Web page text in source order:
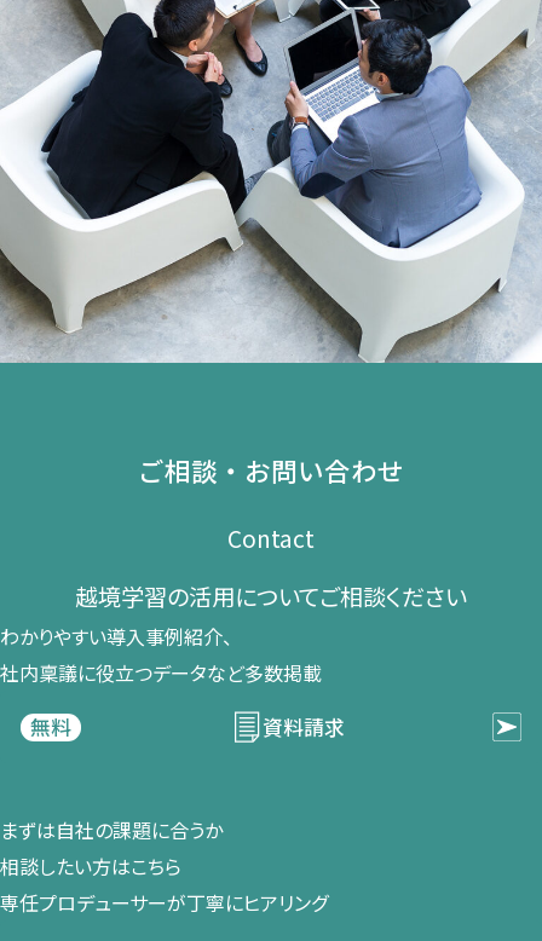
ご相談・お問い合わせ
Contact
越境学習の​活用に​ついて​ご相談ください​
わかりやすい導入事例紹介、​
社内稟議に​役立つデータなど​多数掲載
無料
資料請求
まずは​自社の​課題に​合うか​
相談したい方は​こちら
専任プロデューサーが​丁寧に​ヒアリング